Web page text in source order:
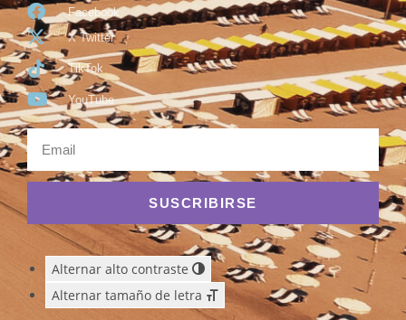
Facebook
X Twitter
TikTok
YouTube
SUSCRIBIRSE
Alternar alto contraste
Alternar tamaño de letra